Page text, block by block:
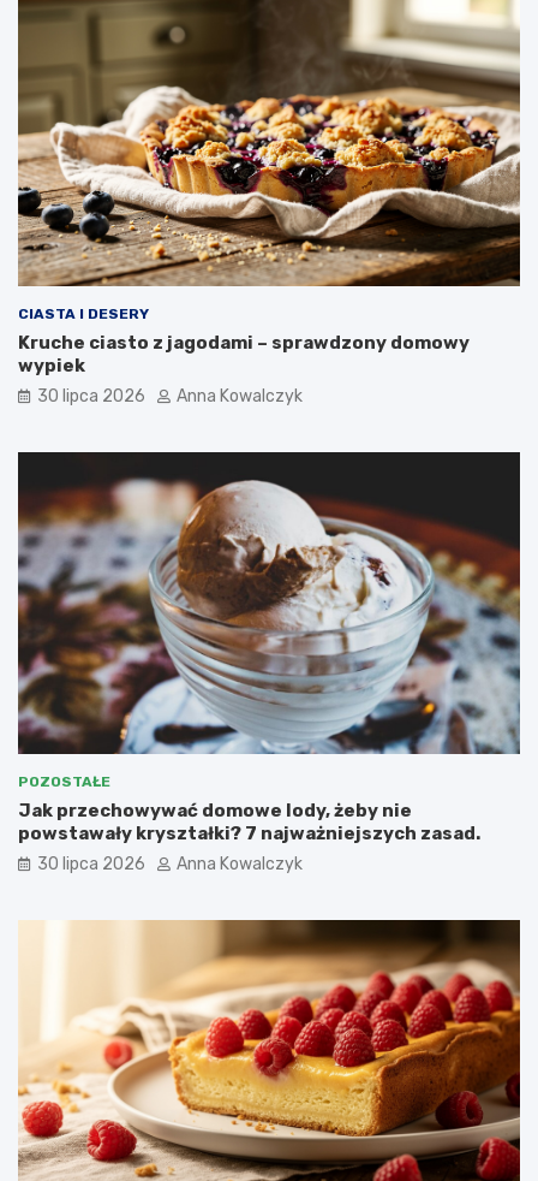
CIASTA I DESERY
Kruche ciasto z jagodami – sprawdzony domowy
wypiek
30 lipca 2026 Anna Kowalczyk
POZOSTAŁE
Jak przechowywać domowe lody, żeby nie
powstawały kryształki? 7 najważniejszych zasad.
30 lipca 2026 Anna Kowalczyk